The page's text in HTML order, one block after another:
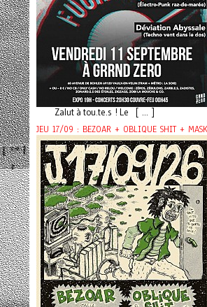
Zalut à tou.te.s ! Le [ ... ]
JEU 17/09 : BEZOAR + OBLIQUE SHIT +